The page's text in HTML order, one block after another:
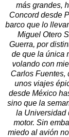
más grandes,
Concord desde
barco que lo
Miguel Otero
Guerra, por
de que la única
volando con
Carlos Fuentes,
unos viajes
desde México
sino que la
la Universidad
motor. Sin
miedo al avión